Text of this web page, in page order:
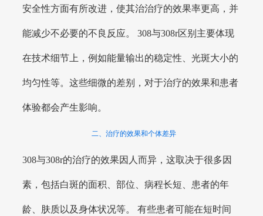
安全性方面有所改进，使其治治疗的效果率更高，并
能减少不必要的不良反应。 308与308r区别主要体现
在技术细节上，例如能量输出的稳定性、光斑大小的
均匀性等。这些细微的差别，对于治疗的效果和患者
体验都会产生影响。
二、治疗的效果和个体差异
308与308r的治疗的效果因人而异，这取决于很多因
素，包括白斑的面积、部位、病程长短、患者的年
龄、肤质以及身体状况等。 有些患者可能在短时间